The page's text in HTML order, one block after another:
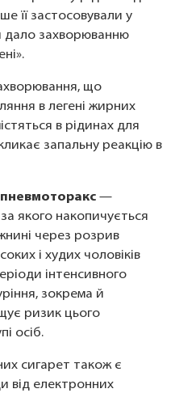
її застосовували у
дало захворюванню
що
в легені жирних
в рідинах для
запальну реакцію в
—
якого накопичується
через розрив
і худих чоловіків
інтенсивного
зокрема й
ризик цього
осіб.
сигарет також є
від електронних